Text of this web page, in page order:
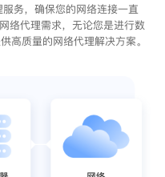
务，确保您的网络连接一直
络代理需求，无论您是进行数
高质量的网络代理解决方案。